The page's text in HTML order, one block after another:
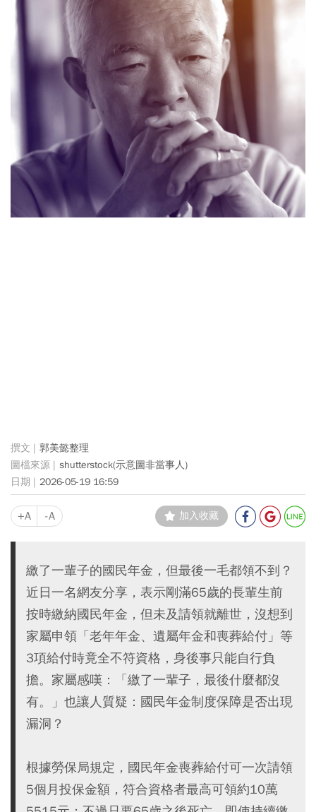
郭美懿整理
shutterstock(示意圖非當事人)
2026-05-19 16:59
+A -A 加入收藏
繳了一輩子的國民年金，但最後一毛都領不到？
近日一名網友分享，表示剛滿65歲的長輩生前
按時繳納國民年金，但未及請領就離世，沒想到
家屬申領「老年年金、遺屬年金和喪葬給付」等
3項給付時竟全不符資格，身後事只能自行負
擔。家屬感嘆：「繳了一輩子，最後什麼都沒
有。」也讓人質疑：國民年金制度保障是否出現
漏洞？
根據勞保局規定，國民年金喪葬給付可一次請領
5個月投保金額，符合資格者最高可領約10萬